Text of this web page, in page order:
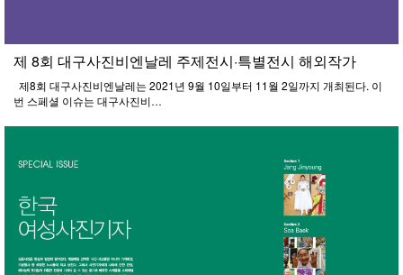
제 8회 대구사진비엔날레 주제전시·특별전시 해외작가
제8회 대구사진비엔날레는 2021년 9월 10일부터 11월 2일까지 개최된다. 이
번 스페셜 이슈는 대구사진비…